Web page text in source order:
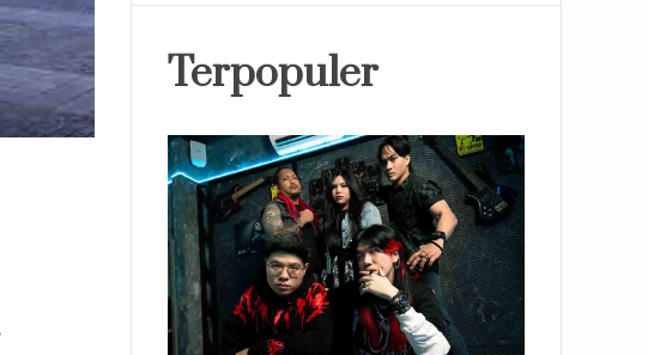
Terpopuler